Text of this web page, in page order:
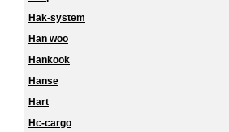
Hak-system
Han woo
Hankook
Hanse
Hart
Hc-cargo